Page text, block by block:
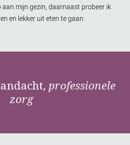
mijn gezin, daarnaast probeer ik
en lekker uit eten te gaan.
professionele
zorg